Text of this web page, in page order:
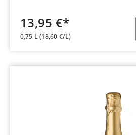
13,95 €*
0,75 L(18,60 €/L)